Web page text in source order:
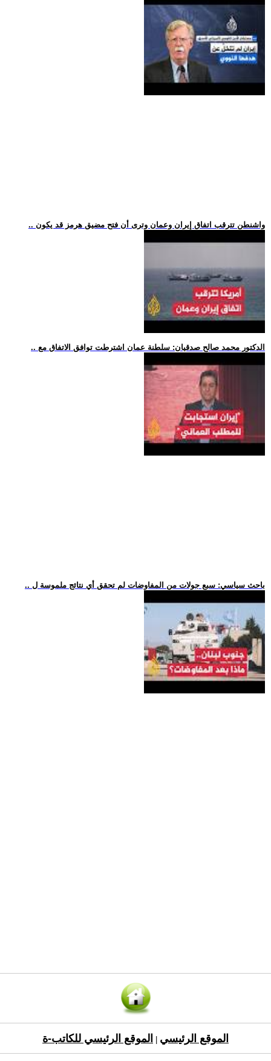
.. واشنطن تترقب اتفاق إيران وعمان وترى أن فتح مضيق هرمز قد يكون
.. الدكتور محمد صالح صدقيان: سلطنة عمان اشترطت توافق الاتفاق مع
.. باحث سياسي: سبع جولات من المفاوضات لم تحقق أي نتائج ملموسة ل
الموقع الرئيسي الموقع الرئيسي للكاتب-ة